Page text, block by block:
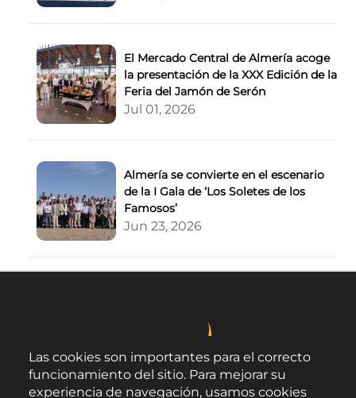
El Mercado Central de Almería acoge
la presentación de la XXX Edición de la
Feria del Jamón de Serón
Jul 01, 2026
Almería se convierte en el escenario
de la I Gala de ‘Los Soletes de los
Famosos’
Jun 23, 2026
Las cookies son importantes para el correcto
funcionamiento del sitio. Para mejorar su
experiencia de navegación, usamos cookies